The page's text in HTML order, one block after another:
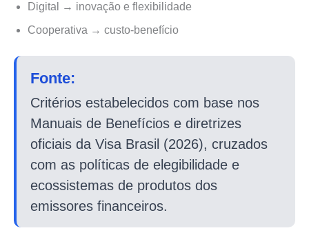
Digital → inovação e flexibilidade
Cooperativa → custo-benefício
Fonte:
Critérios estabelecidos com base nos
Manuais de Benefícios e diretrizes
oficiais da Visa Brasil (2026), cruzados
com as políticas de elegibilidade e
ecossistemas de produtos dos
emissores financeiros.